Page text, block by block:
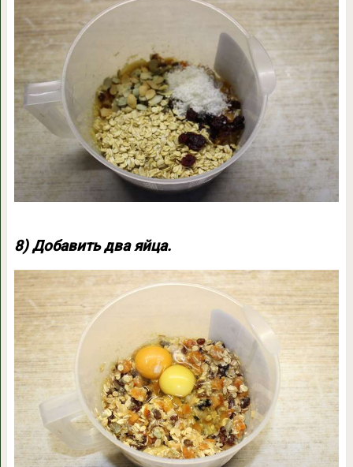
8) Добавить два яйца.